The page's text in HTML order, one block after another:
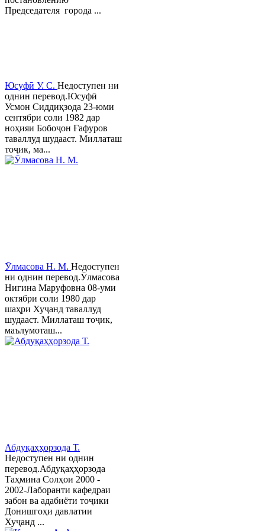
Председателя города ...
Юсуфӣ У. C. Недоступен ни
однин перевод.Юсуфӣ
Усмон Сиддиқзода 23-юми
сентябри соли 1982 дар
ноҳияи Бобоҷон Ғафуров
таваллуд шудааст. Миллаташ
тоҷик, ма...
Ӯлмасова Н. М. Недоступен
ни однин перевод.Ӯлмасова
Нигина Маруфовна 08-уми
октябри соли 1980 дар
шаҳри Хуҷанд таваллуд
шудааст. Миллаташ тоҷик,
маълумоташ...
Абдуқаҳҳорзода Т.
Недоступен ни однин
перевод.Абдуқаҳҳорзода
Таҳмина Солҳои 2000 -
2002-Лаборанти кафедраи
забон ва адабиёти тоҷики
Донишгоҳи давлатии
Хуҷанд ...